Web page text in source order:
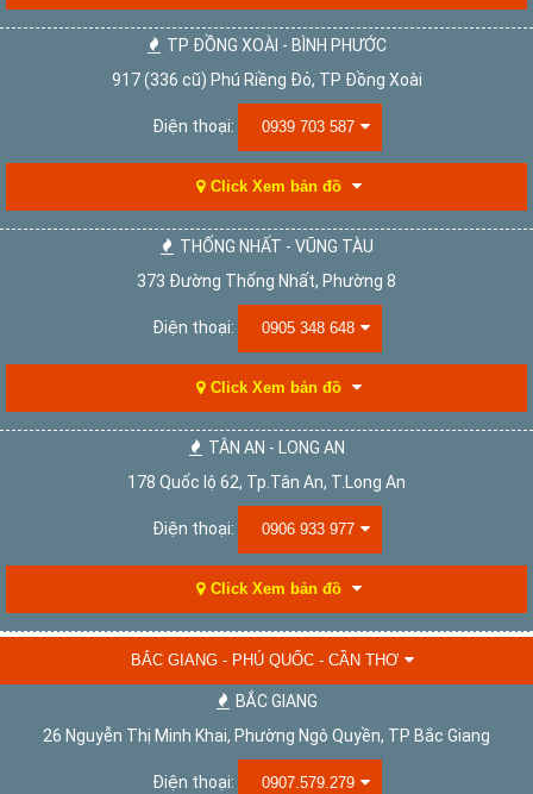
TP ĐỒNG XOÀI - BÌNH PHƯỚC
917 (336 cũ) Phú Riềng Đỏ, TP Đồng Xoài
Điện thoại: 0939 703 587
Click Xem bản đồ
THỐNG NHẤT - VŨNG TÀU
373 Đường Thống Nhất, Phường 8
Điện thoại: 0905 348 648
Click Xem bản đồ
TÂN AN - LONG AN
178 Quốc lộ 62, Tp.Tân An, T.Long An
Điện thoại: 0906 933 977
Click Xem bản đồ
BẮC GIANG - PHÚ QUỐC - CẦN THƠ
BẮC GIANG
26 Nguyễn Thị Minh Khai, Phường Ngô Quyền, TP Bắc Giang
Điện thoại: 0907.579.279